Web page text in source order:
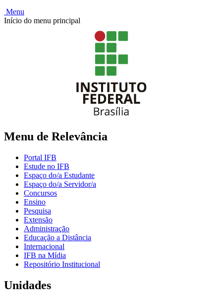
Menu
Início do menu principal
Menu de Relevância
Portal IFB
Estude no IFB
Espaço do/a Estudante
Espaço do/a Servidor/a
Concursos
Ensino
Pesquisa
Extensão
Administração
Educação a Distância
Internacional
IFB na Mídia
Repositório Institucional
Unidades